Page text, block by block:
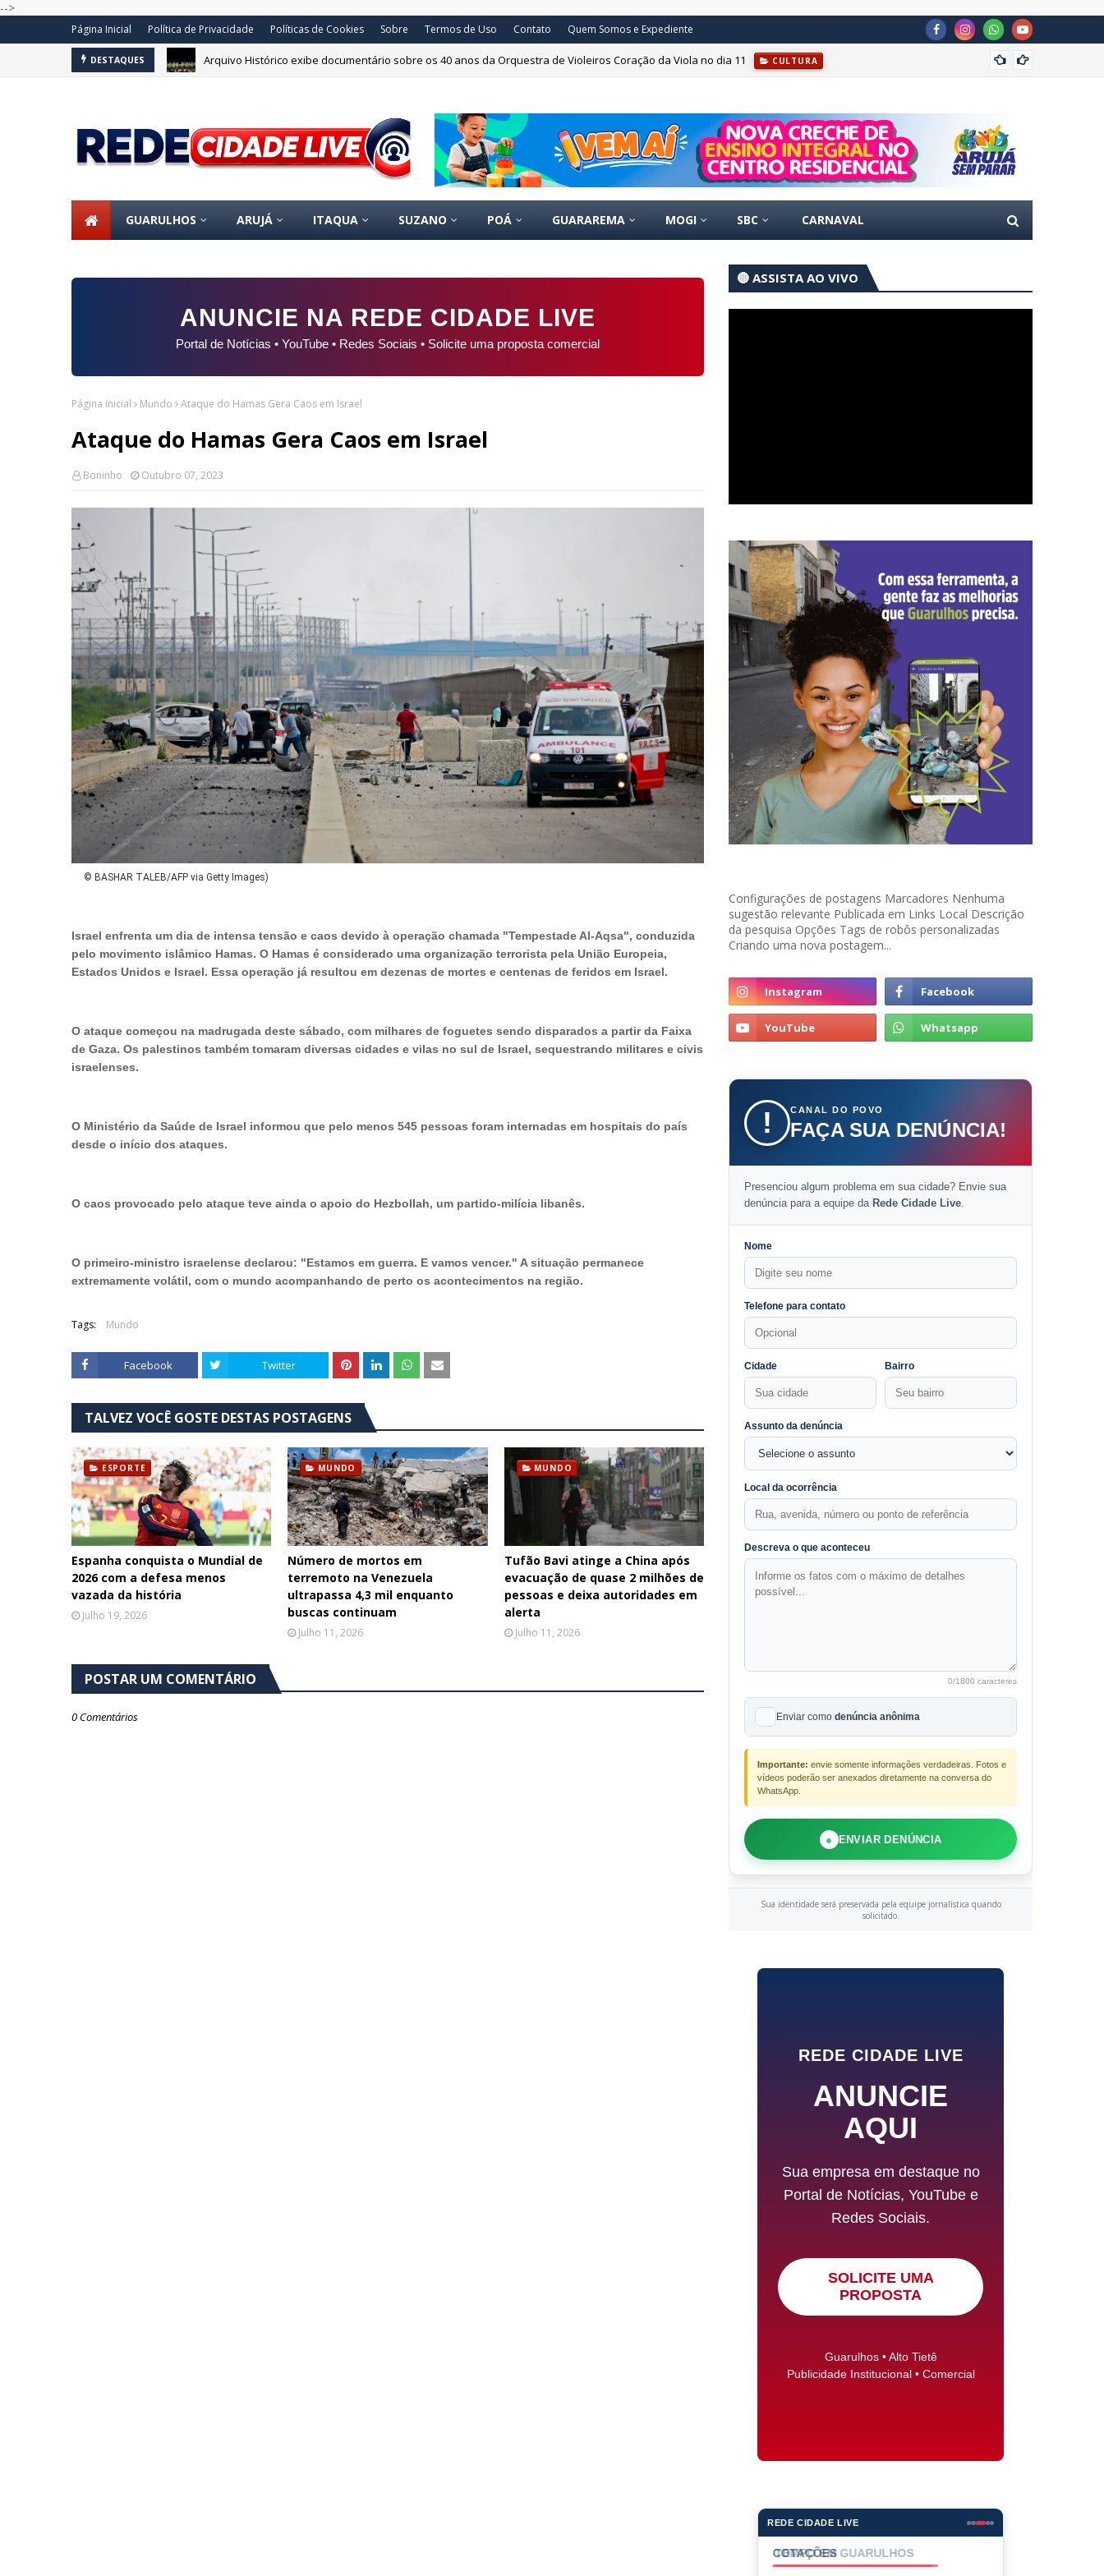
-->
Página Inicial Política de Privacidade Políticas de Cookies Sobre Termos de Uso Contato Quem Somos e Expediente
DESTAQUES Arquivo Histórico exibe documentário sobre os 40 anos da Orquestra de Violeiros Coração da Viola no dia 11 CULTURA
GUARULHOS ARUJÁ ITAQUA SUZANO POÁ GUARAREMA MOGI SBC CARNAVAL
ANUNCIE NA REDE CIDADE LIVE
Portal de Notícias • YouTube • Redes Sociais • Solicite uma proposta comercial
Página inicial Mundo Ataque do Hamas Gera Caos em Israel
Ataque do Hamas Gera Caos em Israel
Boninho Outubro 07, 2023
© BASHAR TALEB/AFP via Getty Images)
Israel enfrenta um dia de intensa tensão e caos devido à operação chamada "Tempestade Al-Aqsa", conduzida
pelo movimento islâmico Hamas. O Hamas é considerado uma organização terrorista pela União Europeia,
Estados Unidos e Israel. Essa operação já resultou em dezenas de mortes e centenas de feridos em Israel.
O ataque começou na madrugada deste sábado, com milhares de foguetes sendo disparados a partir da Faixa
de Gaza. Os palestinos também tomaram diversas cidades e vilas no sul de Israel, sequestrando militares e civis
israelenses.
O Ministério da Saúde de Israel informou que pelo menos 545 pessoas foram internadas em hospitais do país
desde o início dos ataques.
O caos provocado pelo ataque teve ainda o apoio do Hezbollah, um partido-milícia libanês.
O primeiro-ministro israelense declarou: "Estamos em guerra. E vamos vencer." A situação permanece
extremamente volátil, com o mundo acompanhando de perto os acontecimentos na região.
Tags: Mundo
Facebook Twitter
TALVEZ VOCÊ GOSTE DESTAS POSTAGENS
ESPORTE
Espanha conquista o Mundial de
2026 com a defesa menos
vazada da história
Julho 19, 2026
MUNDO
Número de mortos em
terremoto na Venezuela
ultrapassa 4,3 mil enquanto
buscas continuam
Julho 11, 2026
MUNDO
Tufão Bavi atinge a China após
evacuação de quase 2 milhões de
pessoas e deixa autoridades em
alerta
Julho 11, 2026
POSTAR UM COMENTÁRIO
0 Comentários
🔴 ASSISTA AO VIVO
Configurações de postagens Marcadores Nenhuma
sugestão relevante Publicada em Links Local Descrição
da pesquisa Opções Tags de robôs personalizadas
Criando uma nova postagem...
! CANAL DO POVO
FAÇA SUA DENÚNCIA!
Presenciou algum problema em sua cidade? Envie sua
denúncia para a equipe da Rede Cidade Live.
Nome
Telefone para contato
Cidade Bairro
Assunto da denúncia
Local da ocorrência
Descreva o que aconteceu
0/1800 caracteres
Enviar como denúncia anônima
Importante: envie somente informações verdadeiras. Fotos e
vídeos poderão ser anexados diretamente na conversa do
WhatsApp.
● ENVIAR DENÚNCIA
Sua identidade será preservada pela equipe jornalística quando
solicitado.
REDE CIDADE LIVE
ANUNCIE
AQUI
Sua empresa em destaque no
Portal de Notícias, YouTube e
Redes Sociais.
SOLICITE UMA
PROPOSTA
Guarulhos • Alto Tietê
Publicidade Institucional • Comercial
REDE CIDADE LIVE
COTAÇÕES